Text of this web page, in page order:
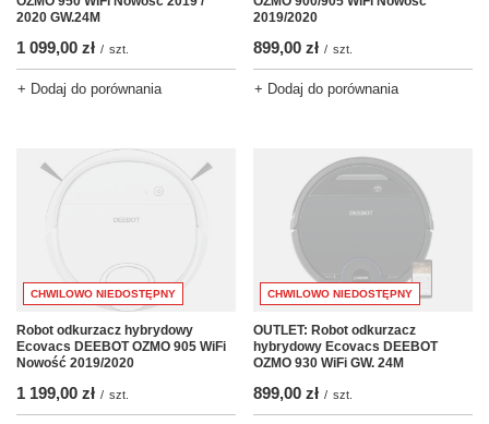
2020 GW.24M
1 099,00 zł / szt.
+ Dodaj do porównania
2019/2020
899,00 zł / szt.
+ Dodaj do porównania
CHWILOWO NIEDOSTĘPNY
Robot odkurzacz hybrydowy
Ecovacs DEEBOT OZMO 905 WiFi
Nowość 2019/2020
1 199,00 zł / szt.
CHWILOWO NIEDOSTĘPNY
OUTLET: Robot odkurzacz
hybrydowy Ecovacs DEEBOT
OZMO 930 WiFi GW. 24M
899,00 zł / szt.